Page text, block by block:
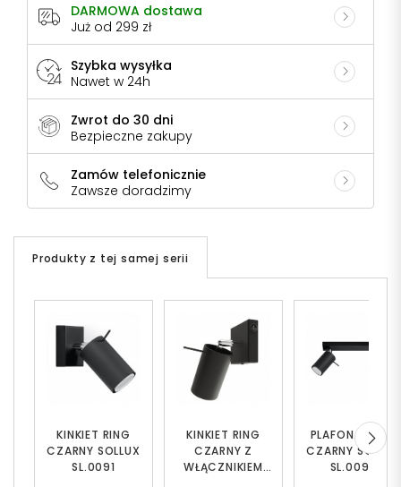
DARMOWA dostawa
Już od 299 zł
Szybka wysyłka
Nawet w 24h
Zwrot do 30 dni
Bezpieczne zakupy
Zamów telefonicznie
Zawsze doradzimy
Produkty z tej samej serii
KINKIET RING
CZARNY SOLLUX
SL.0091
PLAFON RING 2
CZARNY SOLLUX
SL.0092
KINKIET RING
CZARNY Z
WŁĄCZNIKIEM